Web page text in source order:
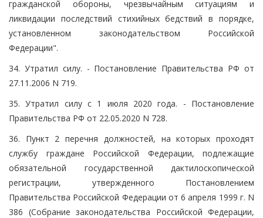
гражданской обороны, чрезвычайным ситуациям и
ликвидации последствий стихийных бедствий в порядке,
установленном законодательством Российской
Федерации".
34. Утратил силу. - Постановление Правительства РФ от
27.11.2006 N 719.
35. Утратил силу с 1 июля 2020 года. - Постановление
Правительства РФ от 22.05.2020 N 728.
36. Пункт 2 перечня должностей, на которых проходят
службу граждане Российской Федерации, подлежащие
обязательной государственной дактилоскопической
регистрации, утвержденного Постановлением
Правительства Российской Федерации от 6 апреля 1999 г. N
386 (Собрание законодательства Российской Федерации,